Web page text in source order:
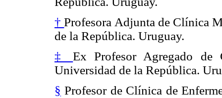
†Profesora Adjunta de Clínica
de la República. Uruguay.
‡Ex Profesor Agregado de
Universidad de la República.
§ Profesor de Clínica de